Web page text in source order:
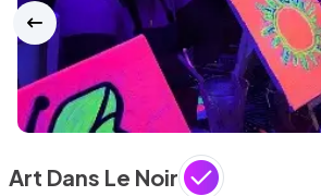
Art Dans Le Noir